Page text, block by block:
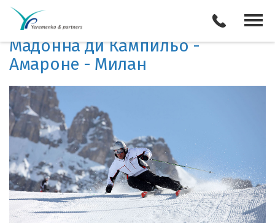
Авторский тур Сергея
Еременко 2-11 ЯНВАРЯ:
Мадонна ди Кампильо -
Амароне - Милан